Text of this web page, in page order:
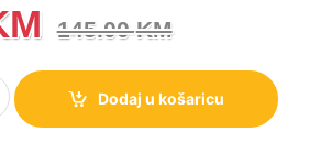
145.00KM
80 količina
Dodaj u košaricu